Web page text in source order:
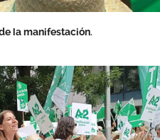
la manifestación.